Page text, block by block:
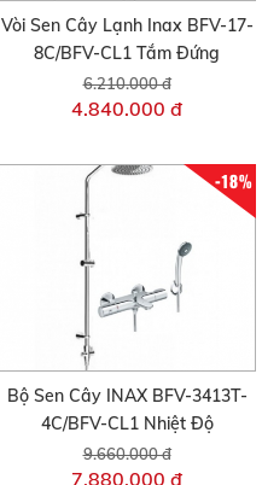
Vòi Sen Cây Lạnh Inax BFV-17-
8C/BFV-CL1 Tắm Đứng
6.210.000 đ
4.840.000 đ
-18%
Bộ Sen Cây INAX BFV-3413T-
4C/BFV-CL1 Nhiệt Độ
9.660.000 đ
7.880.000 đ